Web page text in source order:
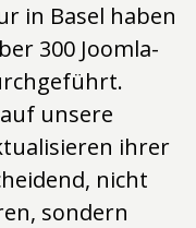
in Basel haben
300 Joomla-
unsere
ihrer
nicht
sondern